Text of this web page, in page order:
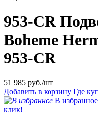
953-CR
Boheme
953-CR
51 985 руб./шт
Добавить в корзину Где
В избранное
клик!